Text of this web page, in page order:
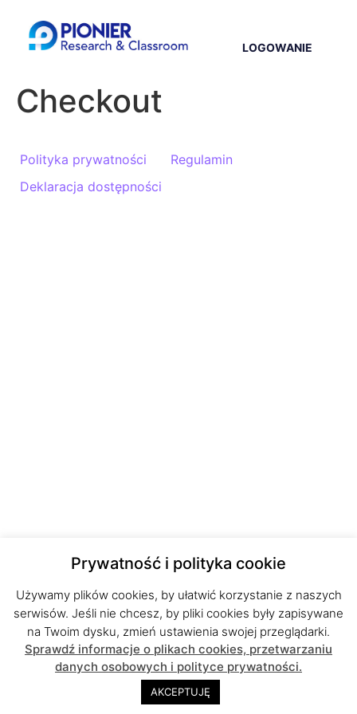
LOGOWANIE
Checkout
Polityka prywatności
Regulamin
Deklaracja dostępności
Prywatność i polityka cookie
Używamy plików cookies, by ułatwić korzystanie z naszych
serwisów. Jeśli nie chcesz, by pliki cookies były zapisywane
na Twoim dysku, zmień ustawienia swojej przeglądarki.
Sprawdź informacje o plikach cookies, przetwarzaniu
danych osobowych i polityce prywatności.
AKCEPTUJĘ